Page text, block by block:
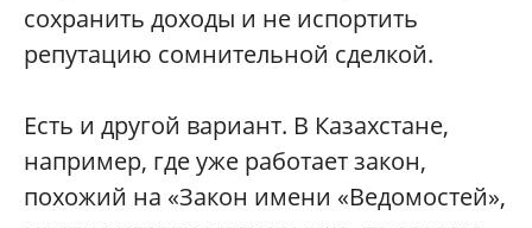
сохранить доходы и не испортить
репутацию сомнительной сделкой.
Есть и другой вариант. В Казахстане,
например, где уже работает закон,
похожий на «Закон имени «Ведомостей»,